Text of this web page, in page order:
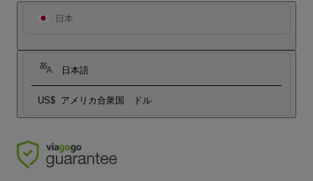
日本
日本語
US$ アメリカ合衆国 ドル